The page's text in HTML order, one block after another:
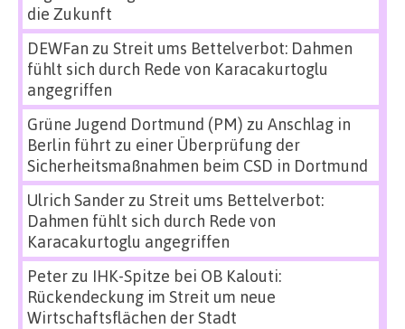
die Zukunft
DEWFan zu Streit ums Bettelverbot: Dahmen
fühlt sich durch Rede von Karacakurtoglu
angegriffen
Grüne Jugend Dortmund (PM) zu Anschlag in
Berlin führt zu einer Überprüfung der
Sicherheitsmaßnahmen beim CSD in Dortmund
Ulrich Sanderzu Streit ums Bettelverbot:
Dahmen fühlt sich durch Rede von
Karacakurtoglu angegriffen
Peterzu IHK-Spitze bei OB Kalouti:
Rückendeckung im Streit um neue
Wirtschaftsflächen der Stadt